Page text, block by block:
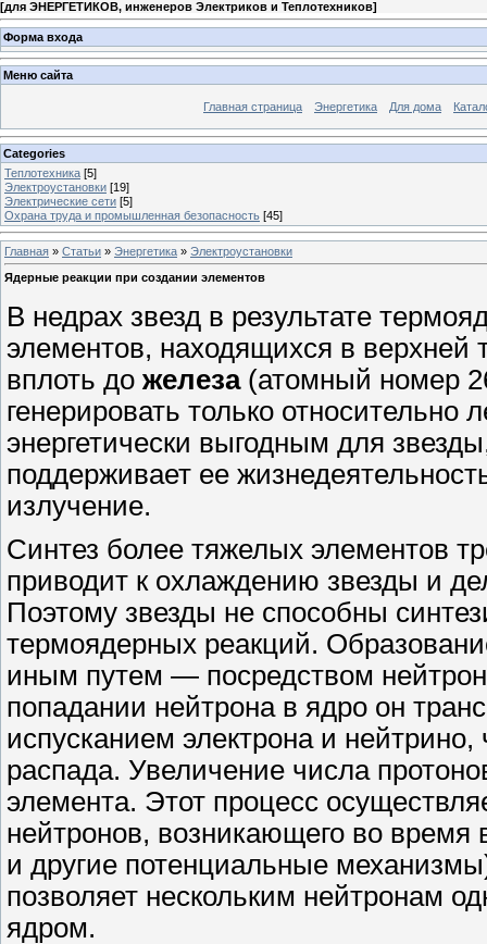
[для ЭНЕРГЕТИКОВ, инженеров Электриков и Теплотехников]
Форма входа
Меню сайта
Главная страница Энергетика Для дома
Categories
Теплотехника [5]
Электроустановки [19]
Электрические сети [5]
Охрана труда и промышленная безопасность [45]
Главная » Статьи » Энергетика » Электроустановки
Ядерные реакции при создании элементов
В недрах звезд в результате
элементов, находящихся в
вплоть до железа (атомный номер
генерировать только относительно
энергетически выгодным для
поддерживает ее
излучение.
Синтез более тяжелых элементов
приводит к охлаждению звезды и
Поэтому звезды не способны
термоядерных реакций.
иным путем — посредством
попадании нейтрона в ядро он
испусканием электрона и
распада. Увеличение числа
элемента. Этот процесс
нейтронов, возникающего во время
и другие потенциальные
позволяет нескольким нейтронам
ядром.